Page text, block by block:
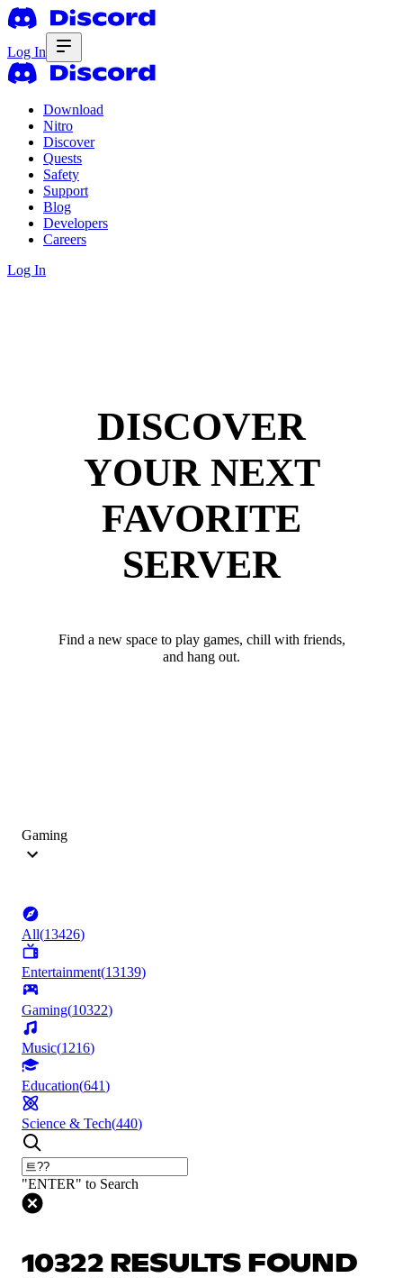
Log In
Download
Nitro
Discover
Quests
Safety
Support
Blog
Developers
Careers
Log In
DISCOVER
YOUR NEXT
FAVORITE
SERVER
Find a new space to play games, chill with friends,
and hang out.
Gaming
All(13426)
Entertainment(13139)
Gaming(10322)
Music(1216)
Education(641)
Science & Tech(440)
"ENTER" to Search
10322 RESULTS FOUND